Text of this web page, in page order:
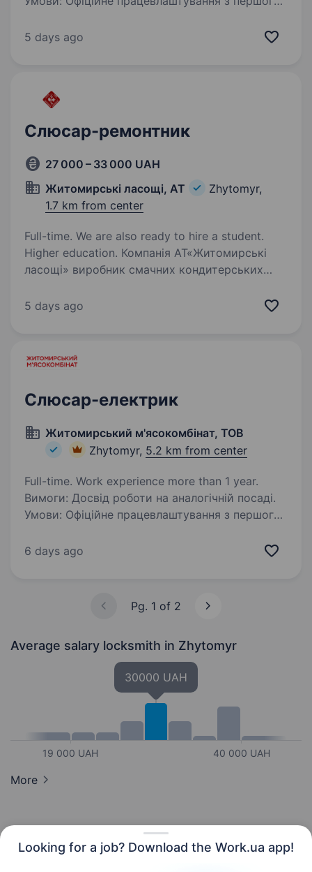
Looking for a job? Download the Work.ua app!
17:00; Виплата заробітної плати 2 рази в
5 days ago
Слюсар-ремонтник
27 000 – 33 000 UAH
Житомирські ласощі, АТ
Zhytomyr,
1.7 km from center
Full-time. We are also ready to hire a student.
Higher education. Компанія АТ«Житомирські
ласощі» виробник смачних кондитерських
ремонтника. Обов’язки: Здійснювати планове
5 days ago
Слюсар-електрик
Житомирський м'ясокомбінат, ТОВ
Zhytomyr, 5.2 km from center
Full-time. Work experience more than 1 year.
Вимоги: Досвід роботи на аналогічній посаді.
Умови: Офіційне працевлаштування з першого
17:00 Виплата заробітної плати 2 рази в місяць
6 days ago
Pg. 1 of 2
Average salary locksmith in Zhytomyr
19 000 UAH
30000 UAH
40 000 UAH
More